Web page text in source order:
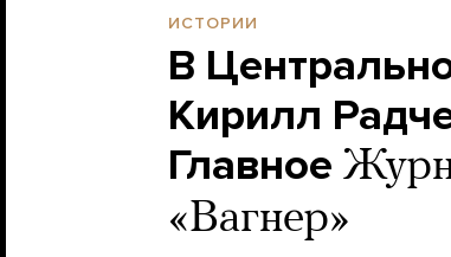
ИСТОРИИ
В
Кирилл
Главное
«Вагнер»